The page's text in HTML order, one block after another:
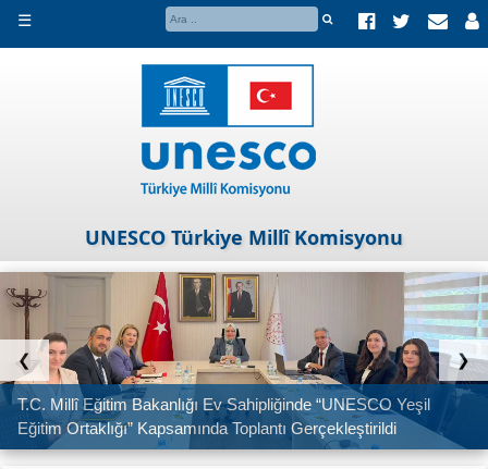
☰
UNESCO Türkiye Millî Komisyonu
T.C. Millî Eğitim Bakanlığı Ev Sahipliğinde “UNESCO Yeşil
Eğitim Ortaklığı” Kapsamında Toplantı Gerçekleştirildi
❮ ❯